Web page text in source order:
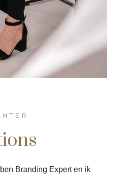
Branding Expert en ik